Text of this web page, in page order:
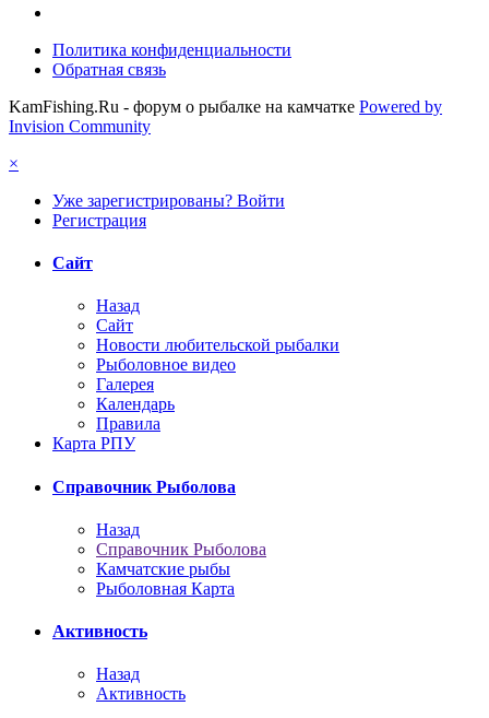
Политика конфиденциальности
Обратная связь
KamFishing.Ru - форум о рыбалке на камчатке Powered by
Invision Community
×
Уже зарегистрированы? Войти
Регистрация
Сайт
Назад
Сайт
Новости любительской рыбалки
Рыболовное видео
Галерея
Календарь
Правила
Карта РПУ
Справочник Рыболова
Назад
Справочник Рыболова
Камчатские рыбы
Рыболовная Карта
Активность
Назад
Активность